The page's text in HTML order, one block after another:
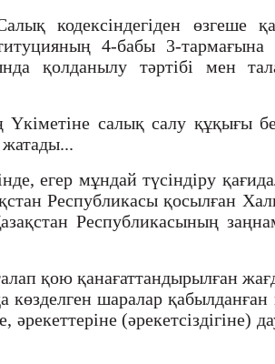
кодексіндегіден өзгеше
4-бабы 3-
қолданылу тәртібі мен
салық салу құқығы
егер мұндай түсіндіру
Республикасы қосылған
Республикасының
қою қанағаттандырылған
шаралар қабылданған
(әрекетсіздігіне)